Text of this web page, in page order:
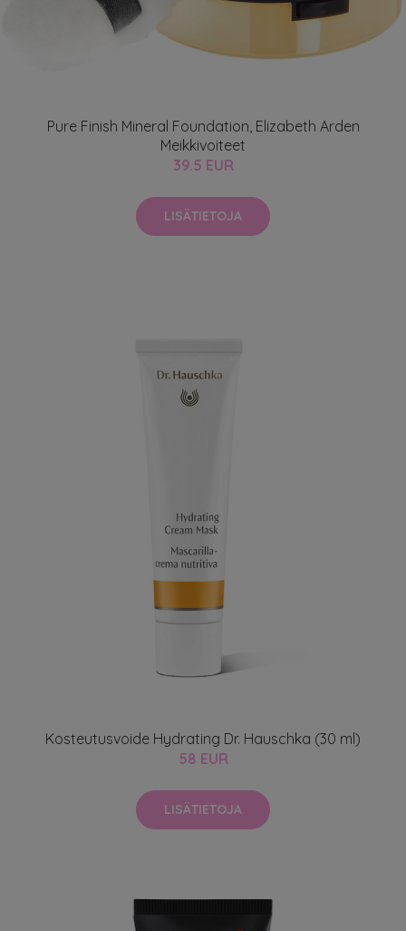
Pure Finish Mineral Foundation, Elizabeth Arden
Meikkivoiteet
39.5 EUR
LISÄTIETOJA
Kosteutusvoide Hydrating Dr. Hauschka (30 ml)
58 EUR
LISÄTIETOJA